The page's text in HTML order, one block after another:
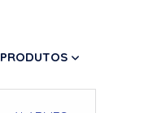
PRODUTOS